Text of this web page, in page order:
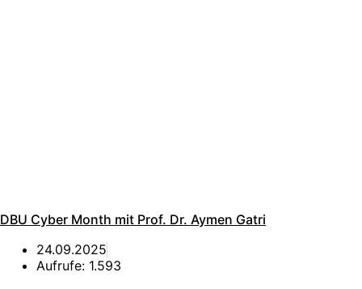
DBU Cyber Month mit Prof. Dr. Aymen Gatri
24.09.2025
Aufrufe: 1.593